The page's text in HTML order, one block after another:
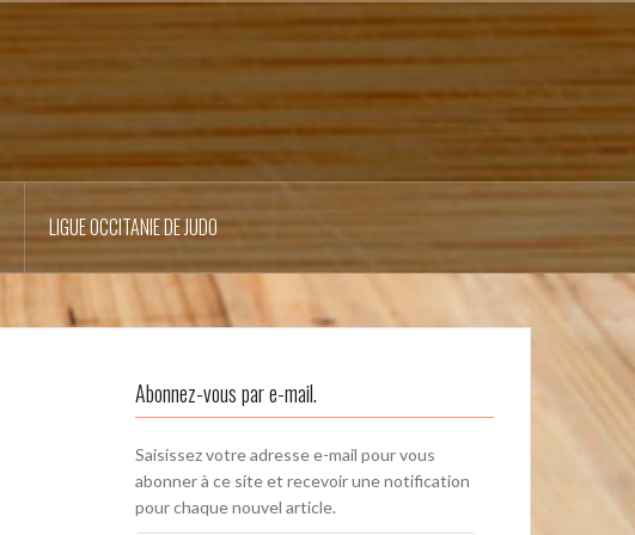
LIGUE OCCITANIE DE JUDO
Abonnez-vous par e-mail.
Saisissez votre adresse e-mail pour vous
abonner à ce site et recevoir une notification
pour chaque nouvel article.